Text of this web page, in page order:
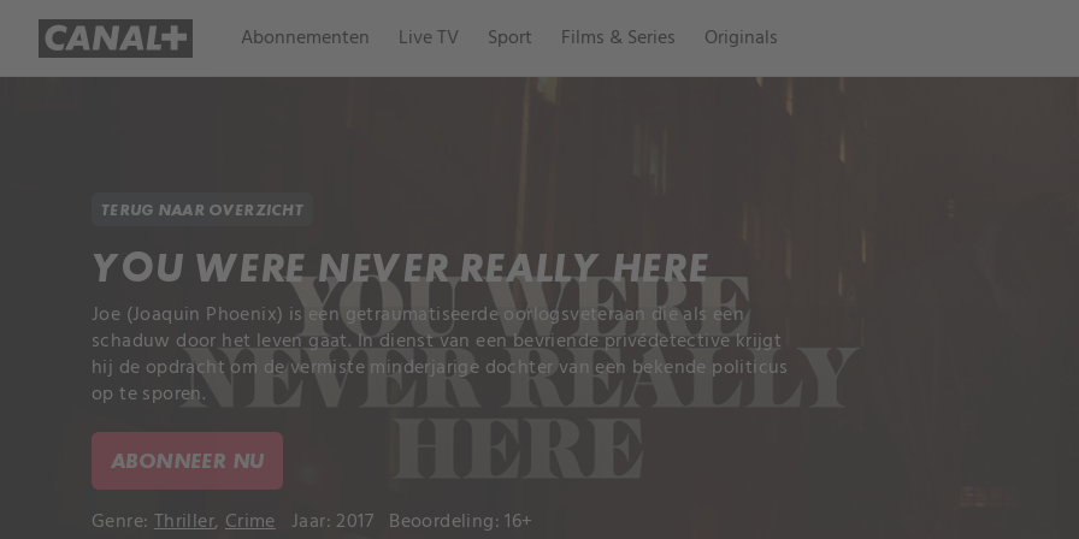
Abonnementen Live TV Sport Films & Series Originals
TERUG NAAR OVERZICHT
YOU WERE NEVER REALLY HERE
Joe (Joaquin Phoenix) is een getraumatiseerde oorlogsveteraan die als een
schaduw door het leven gaat. In dienst van een bevriende privédetective krijgt
hij de opdracht om de vermiste minderjarige dochter van een bekende politicus
op te sporen.
ABONNEER NU
Genre: Thriller, Crime Jaar: 2017 Beoordeling: 16+